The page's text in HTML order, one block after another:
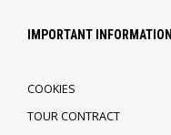
IMPORTANT INFORMATION
COOKIES
TOUR CONTRACT